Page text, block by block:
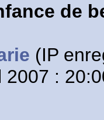
de
(IP
2007 :